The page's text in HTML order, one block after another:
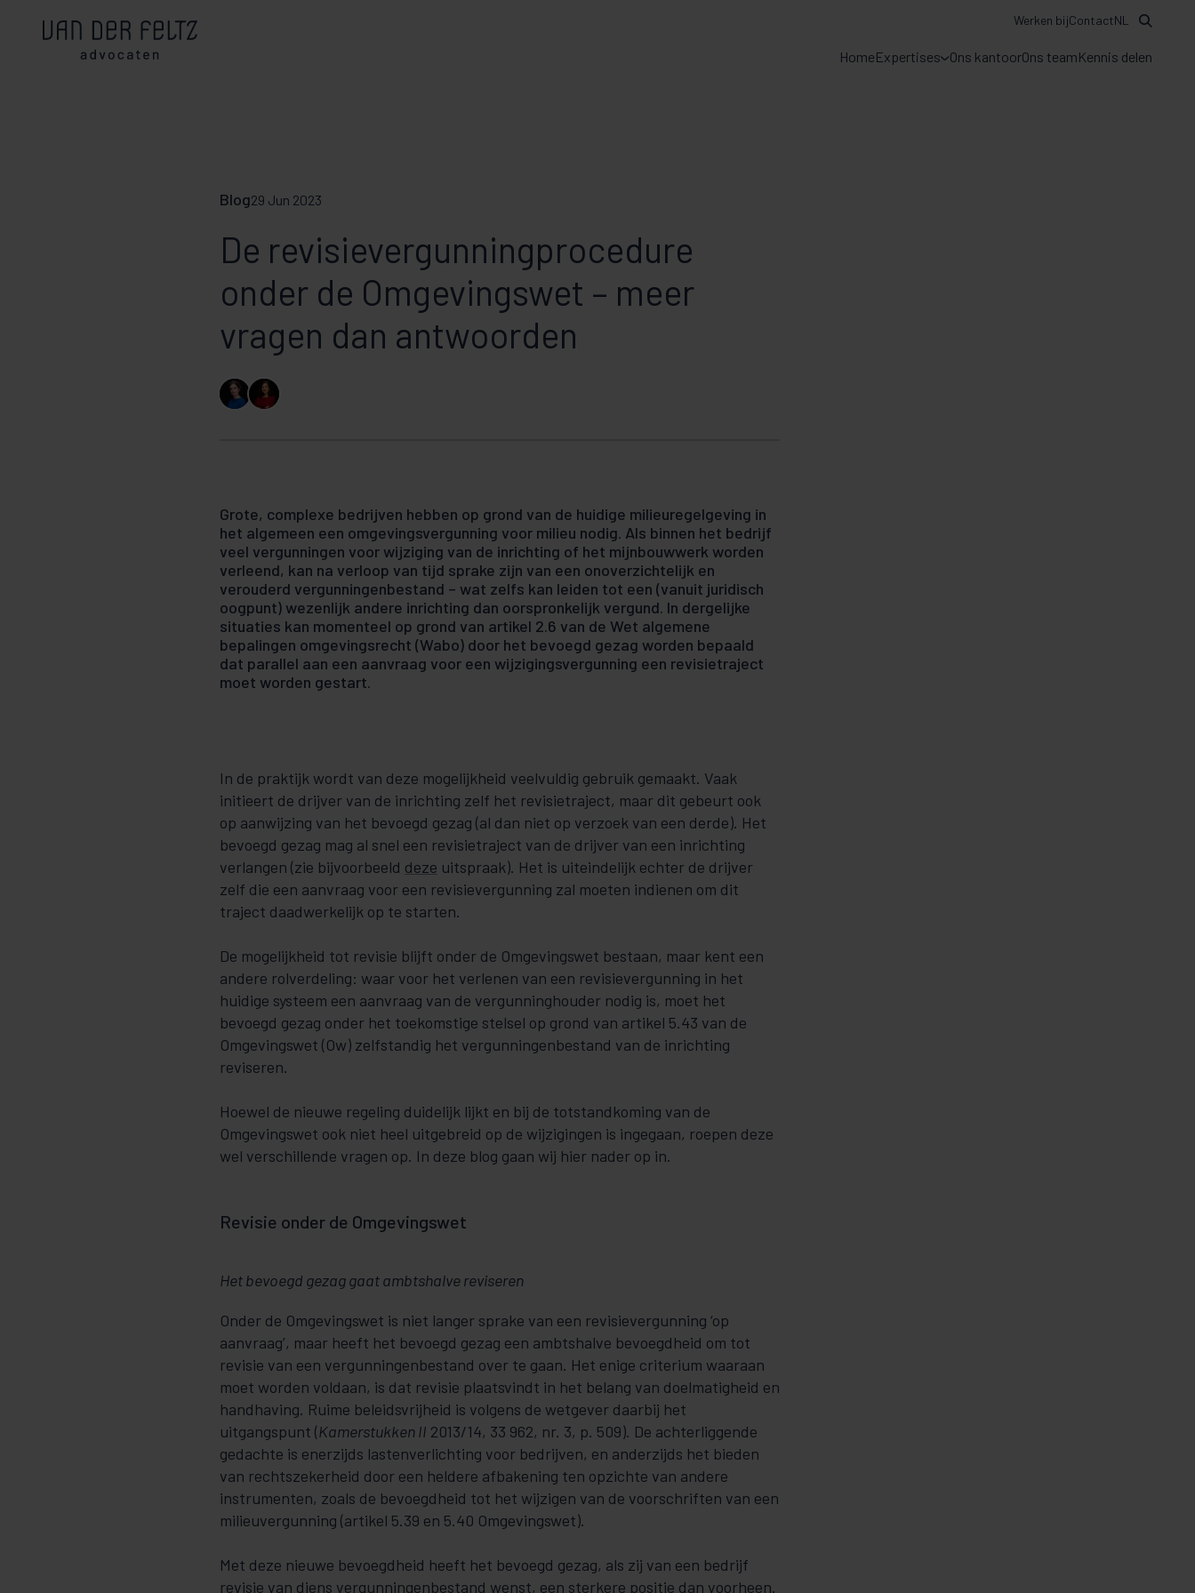
HomeExpertises Ons kantoorOns teamKennis delen
Werken bijContactNL
Blog29 Jun 2023
De revisievergunningprocedure
onder de Omgevingswet – meer
vragen dan antwoorden
Grote, complexe bedrijven hebben op grond van de huidige milieuregelgeving in
het algemeen een omgevingsvergunning voor milieu nodig. Als binnen het bedrijf
veel vergunningen voor wijziging van de inrichting of het mijnbouwwerk worden
verleend, kan na verloop van tijd sprake zijn van een onoverzichtelijk en
verouderd vergunningenbestand – wat zelfs kan leiden tot een (vanuit juridisch
oogpunt) wezenlijk andere inrichting dan oorspronkelijk vergund. In dergelijke
situaties kan momenteel op grond van artikel 2.6 van de Wet algemene
bepalingen omgevingsrecht (Wabo) door het bevoegd gezag worden bepaald
dat parallel aan een aanvraag voor een wijzigingsvergunning een revisietraject
moet worden gestart.
In de praktijk wordt van deze mogelijkheid veelvuldig gebruik gemaakt. Vaak
initieert de drijver van de inrichting zelf het revisietraject, maar dit gebeurt ook
op aanwijzing van het bevoegd gezag (al dan niet op verzoek van een derde). Het
bevoegd gezag mag al snel een revisietraject van de drijver van een inrichting
verlangen (zie bijvoorbeeld deze uitspraak). Het is uiteindelijk echter de drijver
zelf die een aanvraag voor een revisievergunning zal moeten indienen om dit
traject daadwerkelijk op te starten.
De mogelijkheid tot revisie blijft onder de Omgevingswet bestaan, maar kent een
andere rolverdeling: waar voor het verlenen van een revisievergunning in het
huidige systeem een aanvraag van de vergunninghouder nodig is, moet het
bevoegd gezag onder het toekomstige stelsel op grond van artikel 5.43 van de
Omgevingswet (Ow) zelfstandig het vergunningenbestand van de inrichting
reviseren.
Hoewel de nieuwe regeling duidelijk lijkt en bij de totstandkoming van de
Omgevingswet ook niet heel uitgebreid op de wijzigingen is ingegaan, roepen deze
wel verschillende vragen op. In deze blog gaan wij hier nader op in.
Revisie onder de Omgevingswet
Het bevoegd gezag gaat ambtshalve reviseren
Onder de Omgevingswet is niet langer sprake van een revisievergunning ‘op
aanvraag’, maar heeft het bevoegd gezag een ambtshalve bevoegdheid om tot
revisie van een vergunningenbestand over te gaan. Het enige criterium waaraan
moet worden voldaan, is dat revisie plaatsvindt in het belang van doelmatigheid en
handhaving. Ruime beleidsvrijheid is volgens de wetgever daarbij het
uitgangspunt (Kamerstukken II 2013/14, 33 962, nr. 3, p. 509). De achterliggende
gedachte is enerzijds lastenverlichting voor bedrijven, en anderzijds het bieden
van rechtszekerheid door een heldere afbakening ten opzichte van andere
instrumenten, zoals de bevoegdheid tot het wijzigen van de voorschriften van een
milieuvergunning (artikel 5.39 en 5.40 Omgevingswet).
Met deze nieuwe bevoegdheid heeft het bevoegd gezag, als zij van een bedrijf
revisie van diens vergunningenbestand wenst, een sterkere positie dan voorheen.